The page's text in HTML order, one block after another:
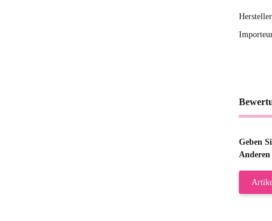
Geben